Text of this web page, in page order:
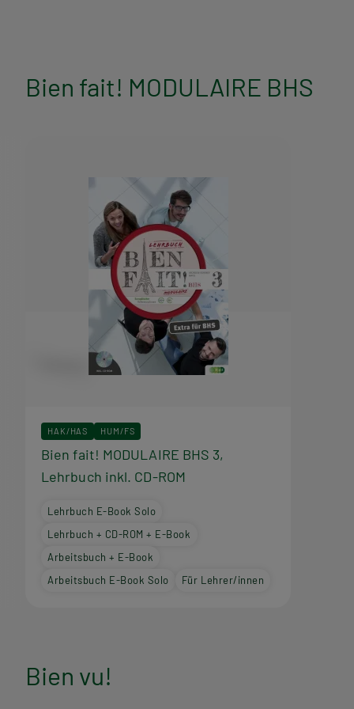
g
a
m
m
Bien fait! MODULAIRE BHS
HAK/HAS HUM/FS
Bien fait! MODULAIRE BHS 3,
Lehrbuch inkl. CD-ROM
Lehrbuch E-Book Solo
Lehrbuch + CD-ROM + E-Book
Arbeitsbuch + E-Book
Arbeitsbuch E-Book Solo
Für Lehrer/innen
Bien vu!